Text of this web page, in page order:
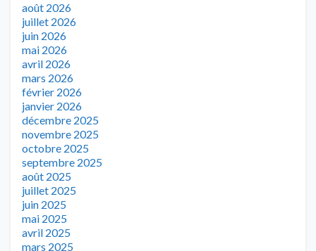
août 2026
juillet 2026
juin 2026
mai 2026
avril 2026
mars 2026
février 2026
janvier 2026
décembre 2025
novembre 2025
octobre 2025
septembre 2025
août 2025
juillet 2025
juin 2025
mai 2025
avril 2025
mars 2025